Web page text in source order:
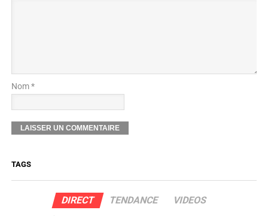
Nom *
TAGS
DIRECT TENDANCE VIDEOS